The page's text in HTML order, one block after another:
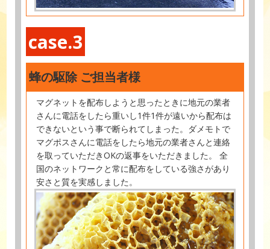
case.3
蜂の駆除 ご担当者様
マグネットを配布しようと思ったときに地元の業者
さんに電話をしたら重いし1件1件が遠いから配布は
できないという事で断られてしまった。ダメモトで
マグポスさんに電話をしたら地元の業者さんと連絡
を取っていただきOKの返事をいただきました。 全
国のネットワークと常に配布をしている強さがあり
安さと質を実感しました。